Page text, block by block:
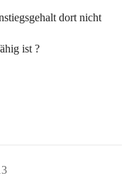
dort nicht
ist ?